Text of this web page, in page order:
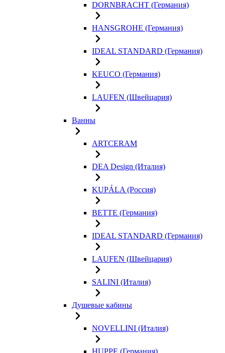
DORNBRACHT (Германия)
HANSGROHE (Германия)
IDEAL STANDARD (Германия)
KEUCO (Германия)
LAUFEN (Швейцария)
Ванны
ARTCERAM
DEA Design (Италия)
KUPÁLA (Россия)
BETTE (Германия)
IDEAL STANDARD (Германия)
LAUFEN (Швейцария)
SALINI (Италия)
Душевые кабины
NOVELLINI (Италия)
HUPPE (Германия)